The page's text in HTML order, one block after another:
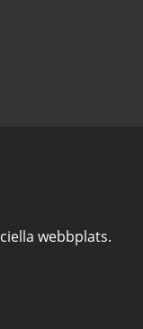
webbplats.